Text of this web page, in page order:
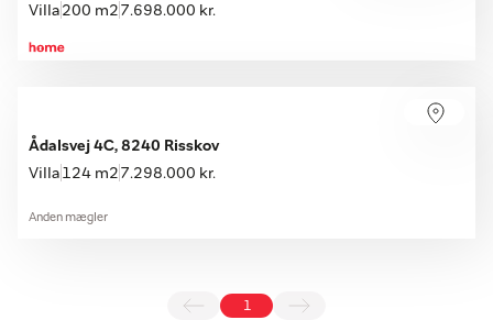
Villa 200 m2 7.698.000 kr.
Ådalsvej 4C, 8240 Risskov
Villa 124 m2 7.298.000 kr.
Anden mægler